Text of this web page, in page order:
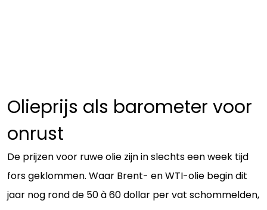
Olieprijs als barometer voor
onrust
De prijzen voor ruwe olie zijn in slechts een week tijd
fors geklommen. Waar Brent- en WTI-olie begin dit
jaar nog rond de 50 à 60 dollar per vat schommelden,